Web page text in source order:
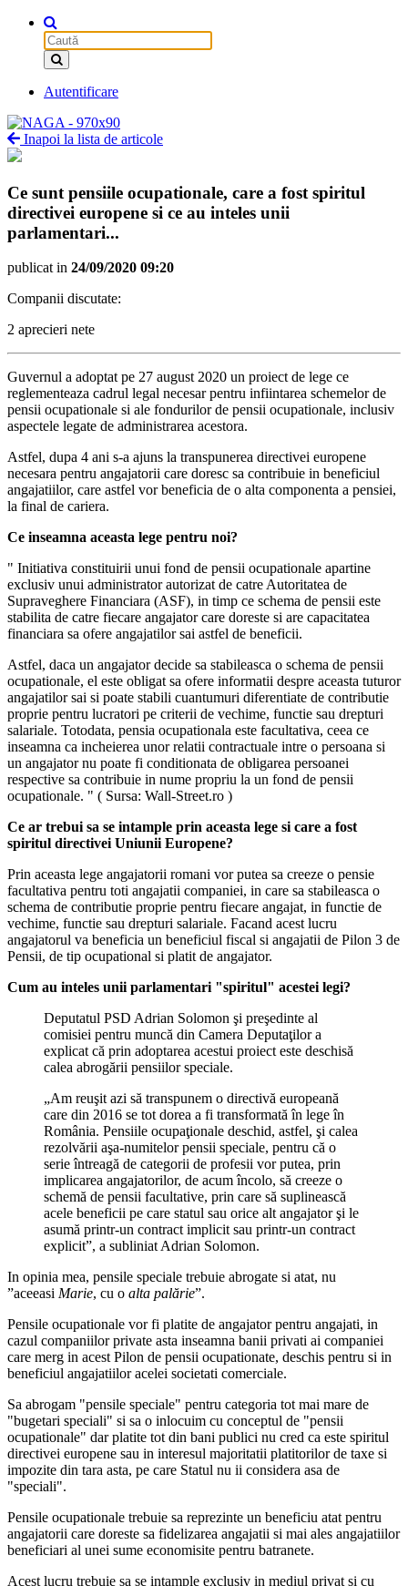
Autentificare
Inapoi la lista de articole
Ce sunt pensiile ocupationale, care a fost spiritul
directivei europene si ce au inteles unii
parlamentari...
publicat in 24/09/2020 09:20
Companii discutate:
2 aprecieri nete
Guvernul a adoptat pe 27 august 2020 un proiect de lege ce
reglementeaza cadrul legal necesar pentru infiintarea schemelor de
pensii ocupationale si ale fondurilor de pensii ocupationale, inclusiv
aspectele legate de administrarea acestora.
Astfel, dupa 4 ani s-a ajuns la transpunerea directivei europene
necesara pentru angajatorii care doresc sa contribuie in beneficiul
angajatiilor, care astfel vor beneficia de o alta componenta a pensiei,
la final de cariera.
Ce inseamna aceasta lege pentru noi?
" Initiativa constituirii unui fond de pensii ocupationale apartine
exclusiv unui administrator autorizat de catre Autoritatea de
Supraveghere Financiara (ASF), in timp ce schema de pensii este
stabilita de catre fiecare angajator care doreste si are capacitatea
financiara sa ofere angajatilor sai astfel de beneficii.
Astfel, daca un angajator decide sa stabileasca o schema de pensii
ocupationale, el este obligat sa ofere informatii despre aceasta tuturor
angajatilor sai si poate stabili cuantumuri diferentiate de contributie
proprie pentru lucratori pe criterii de vechime, functie sau drepturi
salariale. Totodata, pensia ocupationala este facultativa, ceea ce
inseamna ca incheierea unor relatii contractuale intre o persoana si
un angajator nu poate fi conditionata de obligarea persoanei
respective sa contribuie in nume propriu la un fond de pensii
ocupationale. " ( Sursa: Wall-Street.ro )
Ce ar trebui sa se intample prin aceasta lege si care a fost
spiritul directivei Uniunii Europene?
Prin aceasta lege angajatorii romani vor putea sa creeze o pensie
facultativa pentru toti angajatii companiei, in care sa stabileasca o
schema de contributie proprie pentru fiecare angajat, in functie de
vechime, functie sau drepturi salariale. Facand acest lucru
angajatorul va beneficia un beneficiul fiscal si angajatii de Pilon 3 de
Pensii, de tip ocupational si platit de angajator.
Cum au inteles unii parlamentari "spiritul" acestei legi?
Deputatul PSD Adrian Solomon şi preşedinte al
comisiei pentru muncă din Camera Deputaţilor a
explicat că prin adoptarea acestui proiect este deschisă
calea abrogării pensiilor speciale.
„Am reuşit azi să transpunem o directivă europeană
care din 2016 se tot dorea a fi transformată în lege în
România. Pensiile ocupaţionale deschid, astfel, şi calea
rezolvării aşa-numitelor pensii speciale, pentru că o
serie întreagă de categorii de profesii vor putea, prin
implicarea angajatorilor, de acum încolo, să creeze o
schemă de pensii facultative, prin care să suplinească
acele beneficii pe care statul sau orice alt angajator şi le
asumă printr-un contract implicit sau printr-un contract
explicit”, a subliniat Adrian Solomon.
In opinia mea, pensile speciale trebuie abrogate si atat, nu
”aceeasi Marie, cu o alta palărie”.
Pensile ocupationale vor fi platite de angajator pentru angajati, in
cazul companiilor private asta inseamna banii privati ai companiei
care merg in acest Pilon de pensii ocupationate, deschis pentru si in
beneficiul angajatiilor acelei societati comerciale.
Sa abrogam "pensile speciale" pentru categoria tot mai mare de
"bugetari speciali" si sa o inlocuim cu conceptul de "pensii
ocupationale" dar platite tot din bani publici nu cred ca este spiritul
directivei europene sau in interesul majoritatii platitorilor de taxe si
impozite din tara asta, pe care Statul nu ii considera asa de
"speciali".
Pensile ocupationale trebuie sa reprezinte un beneficiu atat pentru
angajatorii care doreste sa fidelizarea angajatii si mai ales angajatiilor
beneficiari al unei sume economisite pentru batranete.
Acest lucru trebuie sa se intample exclusiv in mediul privat si cu